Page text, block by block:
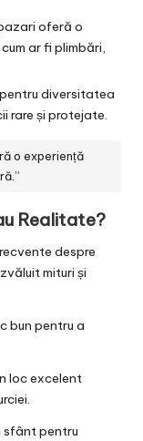
oferă o
ar fi plimbări,
diversitatea
rare și protejate.
o experiență
Realitate?
despre
mituri și
bun pentru a
loc excelent
sfânt pentru